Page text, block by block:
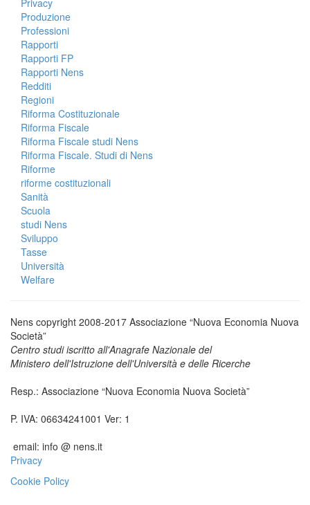
Produzione
Professioni
Rapporti
Rapporti FP
Rapporti Nens
Redditi
Regioni
Riforma Costituzionale
Riforma Fiscale
Riforma Fiscale studi Nens
Riforma Fiscale. Studi di Nens
Riforme
riforme costituzionali
Sanità
Scuola
studi Nens
Sviluppo
Tasse
Università
Welfare
Nens copyright 2008-2017 Associazione “Nuova Economia Nuova
Società”
Centro studi iscritto all'Anagrafe Nazionale del
Ministero dell'Istruzione dell'Università e delle Ricerche
Resp.: Associazione “Nuova Economia Nuova Società”
P. IVA: 06634241001 Ver: 1
email: info @ nens.it
Privacy
Cookie Policy